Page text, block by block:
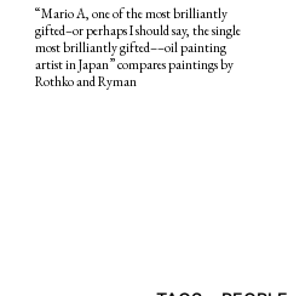
“Mario A, one of the most brilliantly
gifted–or perhaps I should say, the single
most brilliantly gifted––oil painting
artist in Japan” compares paintings by
Rothko and Ryman